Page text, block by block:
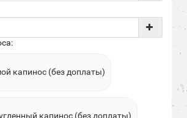
капинос (без доплаты)
капинос (без доплаты)